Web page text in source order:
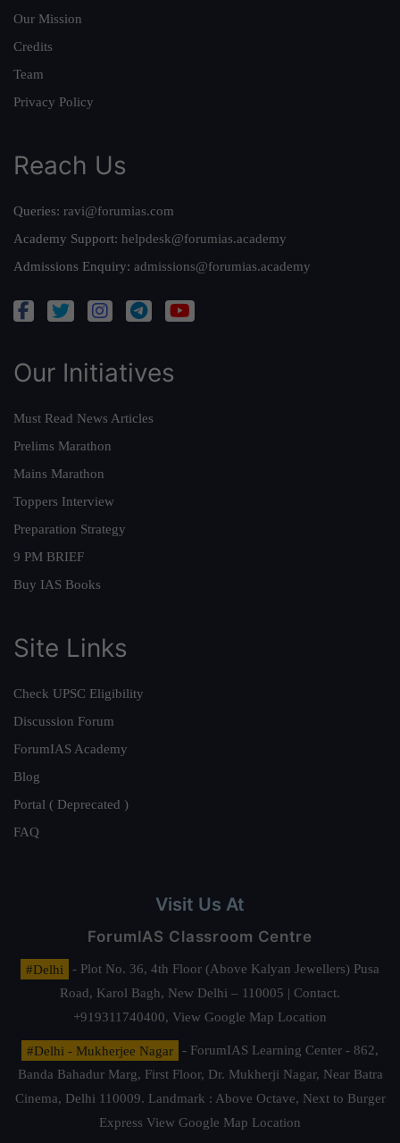
Our Mission
Credits
Team
Privacy Policy
Reach Us
Queries: ravi@forumias.com
Academy Support: helpdesk@forumias.academy
Admissions Enquiry: admissions@forumias.academy
Our Initiatives
Must Read News Articles
Prelims Marathon
Mains Marathon
Toppers Interview
Preparation Strategy
9 PM BRIEF
Buy IAS Books
Site Links
Check UPSC Eligibility
Discussion Forum
ForumIAS Academy
Blog
Portal ( Deprecated )
FAQ
Visit Us At
ForumIAS Classroom Centre
#Delhi
- Plot No. 36, 4th Floor (Above Kalyan Jewellers) Pusa
Road, Karol Bagh, New Delhi – 110005 | Contact.
+919311740400, View Google Map Location
#Delhi - Mukherjee Nagar
- ForumIAS Learning Center - 862,
Banda Bahadur Marg, First Floor, Dr. Mukherji Nagar, Near Batra
Cinema, Delhi 110009. Landmark : Above Octave, Next to Burger
Express View Google Map Location